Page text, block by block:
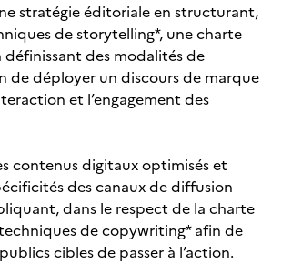
stratégie éditoriale en structurant,
de storytelling*, une charte
des modalités de
de déployer un discours de marque
et l’engagement des
contenus digitaux optimisés et
des canaux de diffusion
dans le respect de la charte
de copywriting* afin de
cibles de passer à l’action.